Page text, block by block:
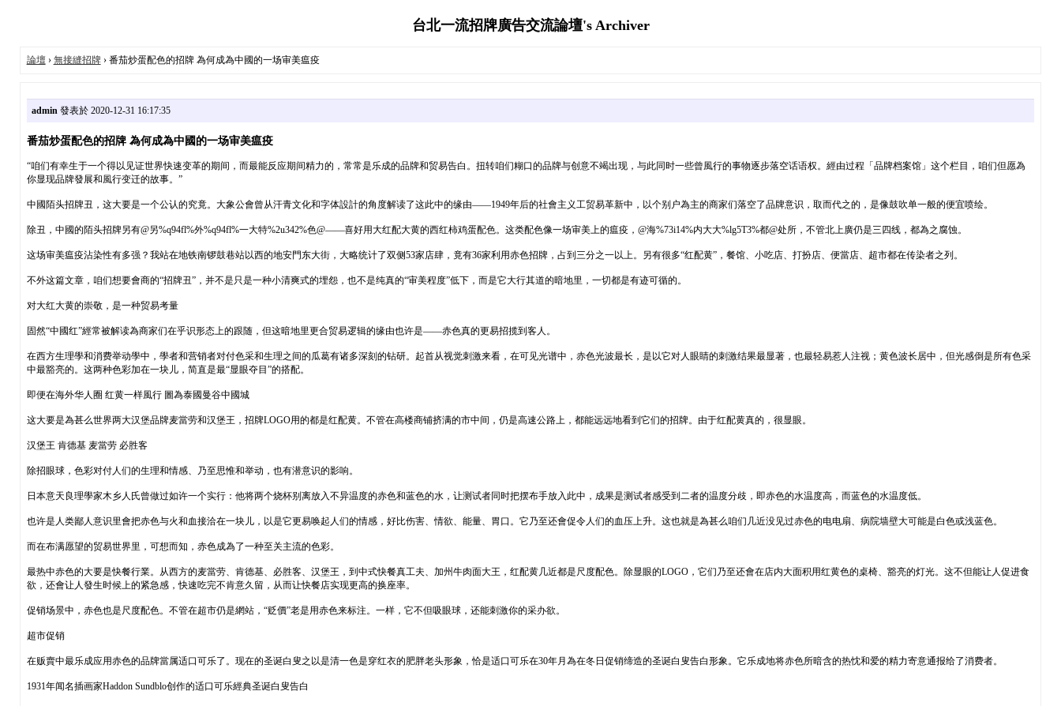
台北一流招牌廣告交流論壇's Archiver
論壇› 無接縫招牌› 番茄炒蛋配色的招牌 為何成為中國的一场审美瘟疫
admin發表於 2020-12-31 16:17:35
番茄炒蛋配色的招牌 為何成為中國的一场审美瘟疫
“咱们有幸生于一个得以见证世界快速变革的期间，而最能反应期间精力的，常常是乐成的品牌和贸易告白。扭转咱们糊口的品牌与创意不竭出现，与此同时一些曾風行的事物逐步落空话语权。經由过程「品牌档案馆」这个栏目，咱们但愿為
你显现品牌發展和風行变迁的故事。”
中國陌头招牌丑，这大要是一个公认的究竟。大象公會曾从汗青文化和字体設計的角度解读了这此中的缘由——1949年后的社會主义工贸易革新中，以个别户為主的商家们落空了品牌意识，取而代之的，是像鼓吹单一般的便宜喷绘。
除丑，中國的陌头招牌另有@另%q94fl%外%q94fl%一大特%2u342%色@——喜好用大红配大黄的西红柿鸡蛋配色。这类配色像一场审美上的瘟疫，@海%73i14%内大大%lg5T3%都@处所，不管北上廣仍是三四线，都為之腐蚀。
这场审美瘟疫沾染性有多强？我站在地铁南锣鼓巷站以西的地安門东大街，大略统计了双侧53家店肆，竟有36家利用赤色招牌，占到三分之一以上。另有很多“红配黄”，餐馆、小吃店、打扮店、便當店、超市都在传染者之列。
不外这篇文章，咱们想要會商的“招牌丑”，并不是只是一种小清爽式的埋怨，也不是纯真的“审美程度”低下，而是它大行其道的暗地里，一切都是有迹可循的。
对大红大黄的崇敬，是一种贸易考量
固然“中國红”經常被解读為商家们在乎识形态上的跟随，但这暗地里更合贸易逻辑的缘由也许是——赤色真的更易招揽到客人。
在西方生理學和消费举动學中，學者和营销者对付色采和生理之间的瓜葛有诸多深刻的钻研。起首从视觉刺激来看，在可见光谱中，赤色光波最长，是以它对人眼睛的刺激结果最显著，也最轻易惹人注视；黄色波长居中，但光感倒是所有色采
中最豁亮的。这两种色彩加在一块儿，简直是最“显眼夺目”的搭配。
即便在海外华人圈 红黄一样風行 圖為泰國曼谷中國城
这大要是為甚么世界两大汉堡品牌麦當劳和汉堡王，招牌LOGO用的都是红配黄。不管在高楼商铺挤满的市中间，仍是高速公路上，都能远远地看到它们的招牌。由于红配黄真的，很显眼。
汉堡王 肯德基 麦當劳 必胜客
除招眼球，色彩对付人们的生理和情感、乃至思惟和举动，也有潜意识的影响。
日本意天良理學家木乡人氏曾做过如许一个实行：他将两个烧杯别离放入不异温度的赤色和蓝色的水，让测试者同时把摆布手放入此中，成果是测试者感受到二者的温度分歧，即赤色的水温度高，而蓝色的水温度低。
也许是人类鄙人意识里會把赤色与火和血接洽在一块儿，以是它更易唤起人们的情感，好比伤害、情欲、能量、胃口。它乃至还會促令人们的血压上升。这也就是為甚么咱们几近没见过赤色的电电扇、病院墙壁大可能是白色或浅蓝色。
而在布满愿望的贸易世界里，可想而知，赤色成為了一种至关主流的色彩。
最热中赤色的大要是快餐行業。从西方的麦當劳、肯德基、必胜客、汉堡王，到中式快餐真工夫、加州牛肉面大王，红配黄几近都是尺度配色。除显眼的LOGO，它们乃至还會在店内大面积用红黄色的桌椅、豁亮的灯光。这不但能让人促进食
欲，还會让人發生时候上的紧急感，快速吃完不肯意久留，从而让快餐店实现更高的换座率。
促销场景中，赤色也是尺度配色。不管在超市仍是網站，“贬價”老是用赤色来标注。一样，它不但吸眼球，还能刺激你的采办欲。
超市促销
在贩賣中最乐成应用赤色的品牌當属适口可乐了。现在的圣诞白叟之以是清一色是穿红衣的肥胖老头形象，恰是适口可乐在30年月為在冬日促销缔造的圣诞白叟告白形象。它乐成地将赤色所暗含的热忱和爱的精力寄意通报给了消费者。
1931年闻名插画家Haddon Sundblo创作的适口可乐經典圣诞白叟告白